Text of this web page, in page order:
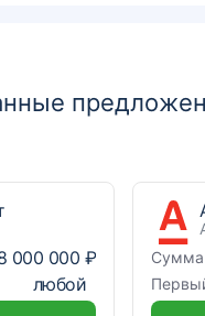
000 000 ₽
любой
Сумма